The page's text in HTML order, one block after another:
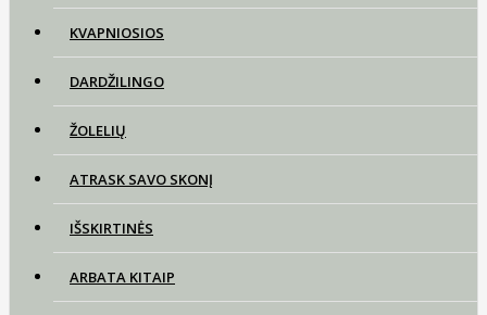
KVAPNIOSIOS
DARDŽILINGO
ŽOLELIŲ
ATRASK SAVO SKONĮ
IŠSKIRTINĖS
ARBATA KITAIP